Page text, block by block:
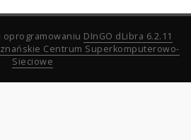
oprogramowaniu DInGO dLibra 6.2.11
Centrum Superkomputerowo-
Sieciowe